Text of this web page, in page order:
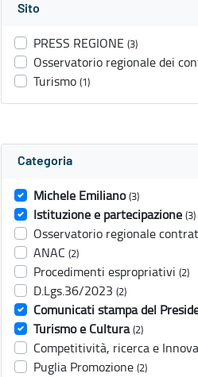
Sito
PRESS REGIONE (3)
Osservatorio regionale dei
Turismo (1)
Categoria
Michele Emiliano (3)
Istituzione e partecipazione (3)
Osservatorio regionale
ANAC (2)
Procedimenti espropriativi (2)
D.Lgs.36/2023 (2)
Comunicati stampa del
Turismo e Cultura (2)
Competitività, ricerca e
Puglia Promozione (2)